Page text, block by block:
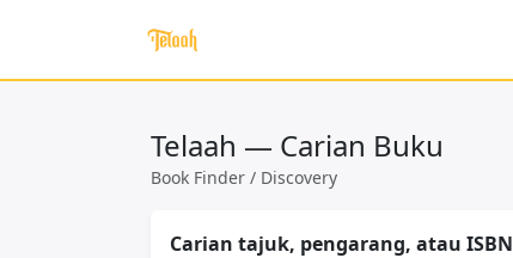
Telaah — Carian Buku
Book Finder / Discovery
Carian tajuk, pengarang, atau ISBN